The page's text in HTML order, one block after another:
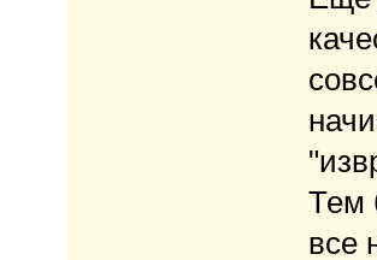
Тем
все